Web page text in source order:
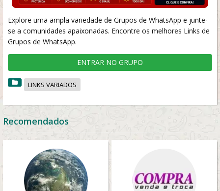
Explore uma ampla variedade de Grupos de WhatsApp e junte-
se a comunidades apaixonadas. Encontre os melhores Links de
Grupos de WhatsApp.
ENTRAR NO GRUPO
LINKS VARIADOS
Recomendados